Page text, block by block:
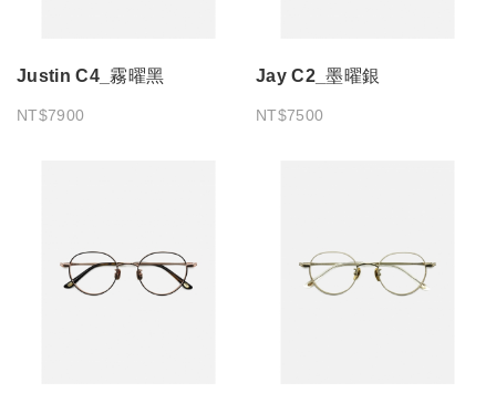
Justin C4_霧曜黑
NT$7900
Jay C2_墨曜銀
NT$7500